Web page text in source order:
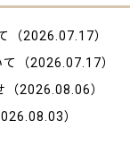
（2026.07.17）
（2026.07.17）
（2026.08.06）
）